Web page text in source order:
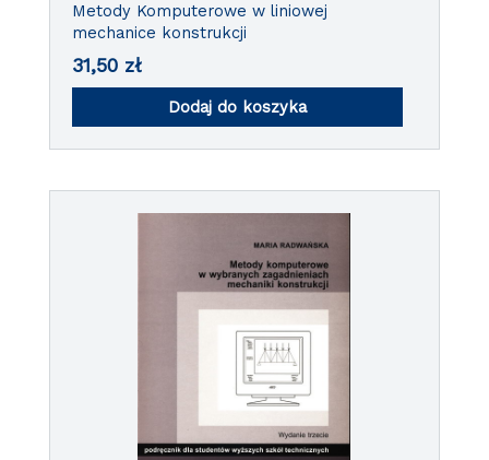
Metody Komputerowe w liniowej
mechanice konstrukcji
31,50 zł
Dodaj do koszyka